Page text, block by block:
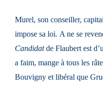
Murel, son conseiller,
impose sa loi. A ne se
Candidatde Flaubert est
a faim, mange à tous les
Bouvigny et libéral que